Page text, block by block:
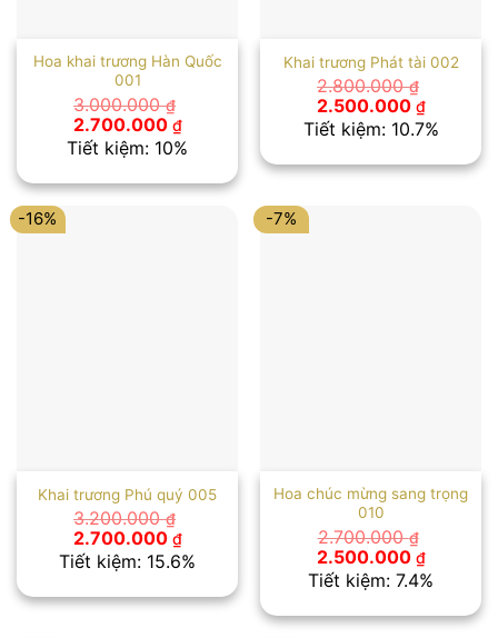
Hoa khai trương Hàn Quốc
001
3.000.000₫
Giá
gốc
là:
2.700.000 ₫Giá
hiện
tại
2.700.000 ₫.
Tiết kiệm: 10%
Khai trương Phát tài 002
2.800.000₫
Giá
gốc
là:
2.500.000 ₫Giá
hiện
tại
Tiết kiệm: 10.7%
-16%
Khai trương Phú quý 005
3.200.000₫
Giá
gốc
là:
2.700.000 ₫Giá
hiện
tại
2.700.000 ₫.
Tiết kiệm: 15.6%
-7%
Hoa chúc mừng sang trọng
010
2.700.000₫
Giá
gốc
là:
2.500.000 ₫Giá
hiện
tại
Tiết kiệm: 7.4%